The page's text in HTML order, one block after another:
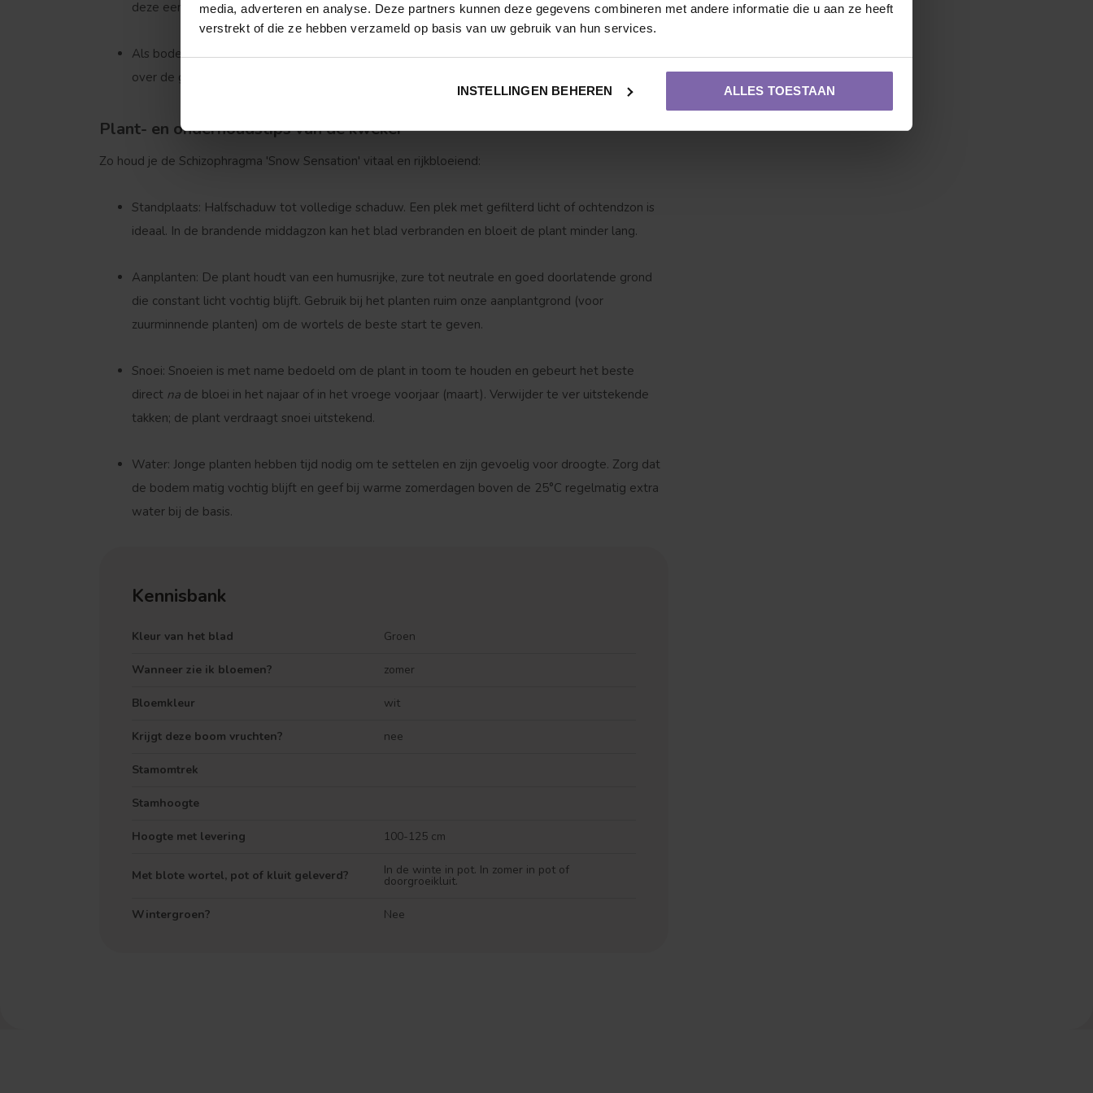
media, adverteren en analyse. Deze partners kunnen deze gegevens combineren met andere informatie die u aan ze heeft
verstrekt of die ze hebben verzameld op basis van uw gebruik van hun services.
INSTELLINGEN BEHEREN ALLES TOESTAAN
deze een tweede, bloeiend leven te geven.
Als bodembedekker op taluds of hellingen:Heb je geen muur? Deze veelzijdige plant kan ook
over de grond kruipen om een dicht, onkruidonderdrukkend tapijt te vormen.
Plant- en onderhoudstips van de kweker
Zo houd je de Schizophragma 'Snow Sensation' vitaal en rijkbloeiend:
Standplaats: Halfschaduw tot volledige schaduw. Een plek met gefilterd licht of ochtendzon is
ideaal. In de brandende middagzon kan het blad verbranden en bloeit de plant minder lang.
Aanplanten: De plant houdt van een humusrijke, zure tot neutrale en goed doorlatende grond
die constant licht vochtig blijft. Gebruik bij het planten ruim onze aanplantgrond (voor
zuurminnende planten) om de wortels de beste start te geven.
Snoei: Snoeien is met name bedoeld om de plant in toom te houden en gebeurt het beste
direct na de bloei in het najaar of in het vroege voorjaar (maart). Verwijder te ver uitstekende
takken; de plant verdraagt snoei uitstekend.
Water: Jonge planten hebben tijd nodig om te settelen en zijn gevoelig voor droogte. Zorg dat
de bodem matig vochtig blijft en geef bij warme zomerdagen boven de 25°C regelmatig extra
water bij de basis.
Kennisbank
Kleur van het blad Groen
Wanneer zie ik bloemen? zomer
Bloemkleur wit
Krijgt deze boom vruchten? nee
Stamomtrek
Stamhoogte
Hoogte met levering 100-125 cm
Met blote wortel, pot of kluit geleverd? In de winte in pot. In zomer in pot of
doorgroeikluit.
Wintergroen? Nee
Treurvorm Vruchtdragend Meerstammige vorm